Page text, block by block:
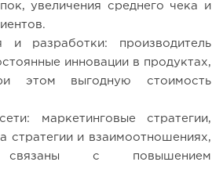
увеличения среднего чека и
и разработки: производитель
инновации в продуктах,
этом выгодную стоимость
маркетинговые стратегии,
стратегии и взаимоотношениях,
связаны с повышением